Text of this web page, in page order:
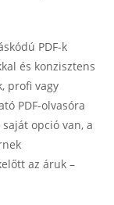
PDF-k
és konzisztens
profi vagy
PDF-olvasóra
opció van, a
az áruk –